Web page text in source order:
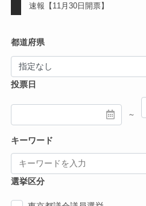
速報【11月30日開票】
都道府県
投票日
～
キーワード
選挙区分